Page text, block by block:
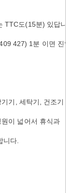
도(15분) 있답니
427) 1분 이면 진입
기, 세탁기, 건조기
이 넓어서 휴식과
니다.